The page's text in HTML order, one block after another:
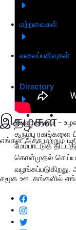
மற்றவைகள்
வலைப்பதிவுகள்
Directory
இதழ்கள்
எங்கள் அச்சு மற்றும்
சமூக ஊடகங்களில்
வேளாண்மை -
கரும்பு ரகங்களை
மேம்பாட்டுத்
கொள்முதல் செய்ய
வழங்கப்படுகிறது.